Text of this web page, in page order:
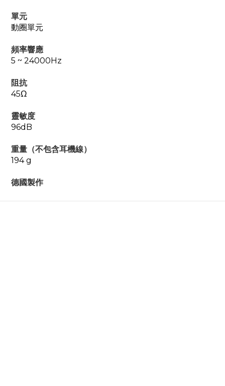
單元
動圈單元
頻率響應
5 ~ 24000Hz
阻抗
45Ω
靈敏度
96dB
重量（不包含耳機線）
194 g
德國製作